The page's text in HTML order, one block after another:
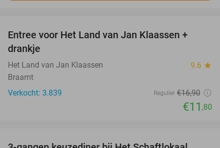
Entree voor Het Land van Jan Klaassen +
drankje
Het Land van Jan Klaassen 9.6 star
Braamt
Verkocht: 3.839
Regulier €16,90
€11 ,80